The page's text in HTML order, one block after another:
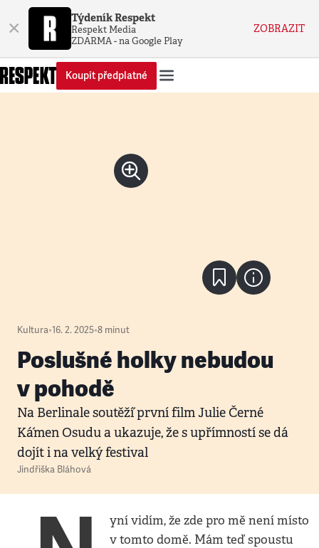
× Týdeník Respekt
Respekt Media
ZDARMA - na Google Play
ZOBRAZIT
Koupit předplatné
Kultura•16. 2. 2025•8 minut
Poslušné holky nebudou
v pohodě
Na Berlinale soutěží́ první film Julie Černé
Ká́men Osudu a ukazuje, že s upřímností se dá
dojít i na velký festival
Jindřiška Bláhová
yní vidím, že zde pro mě není místo
v tomto domě. Mám teď spoustu